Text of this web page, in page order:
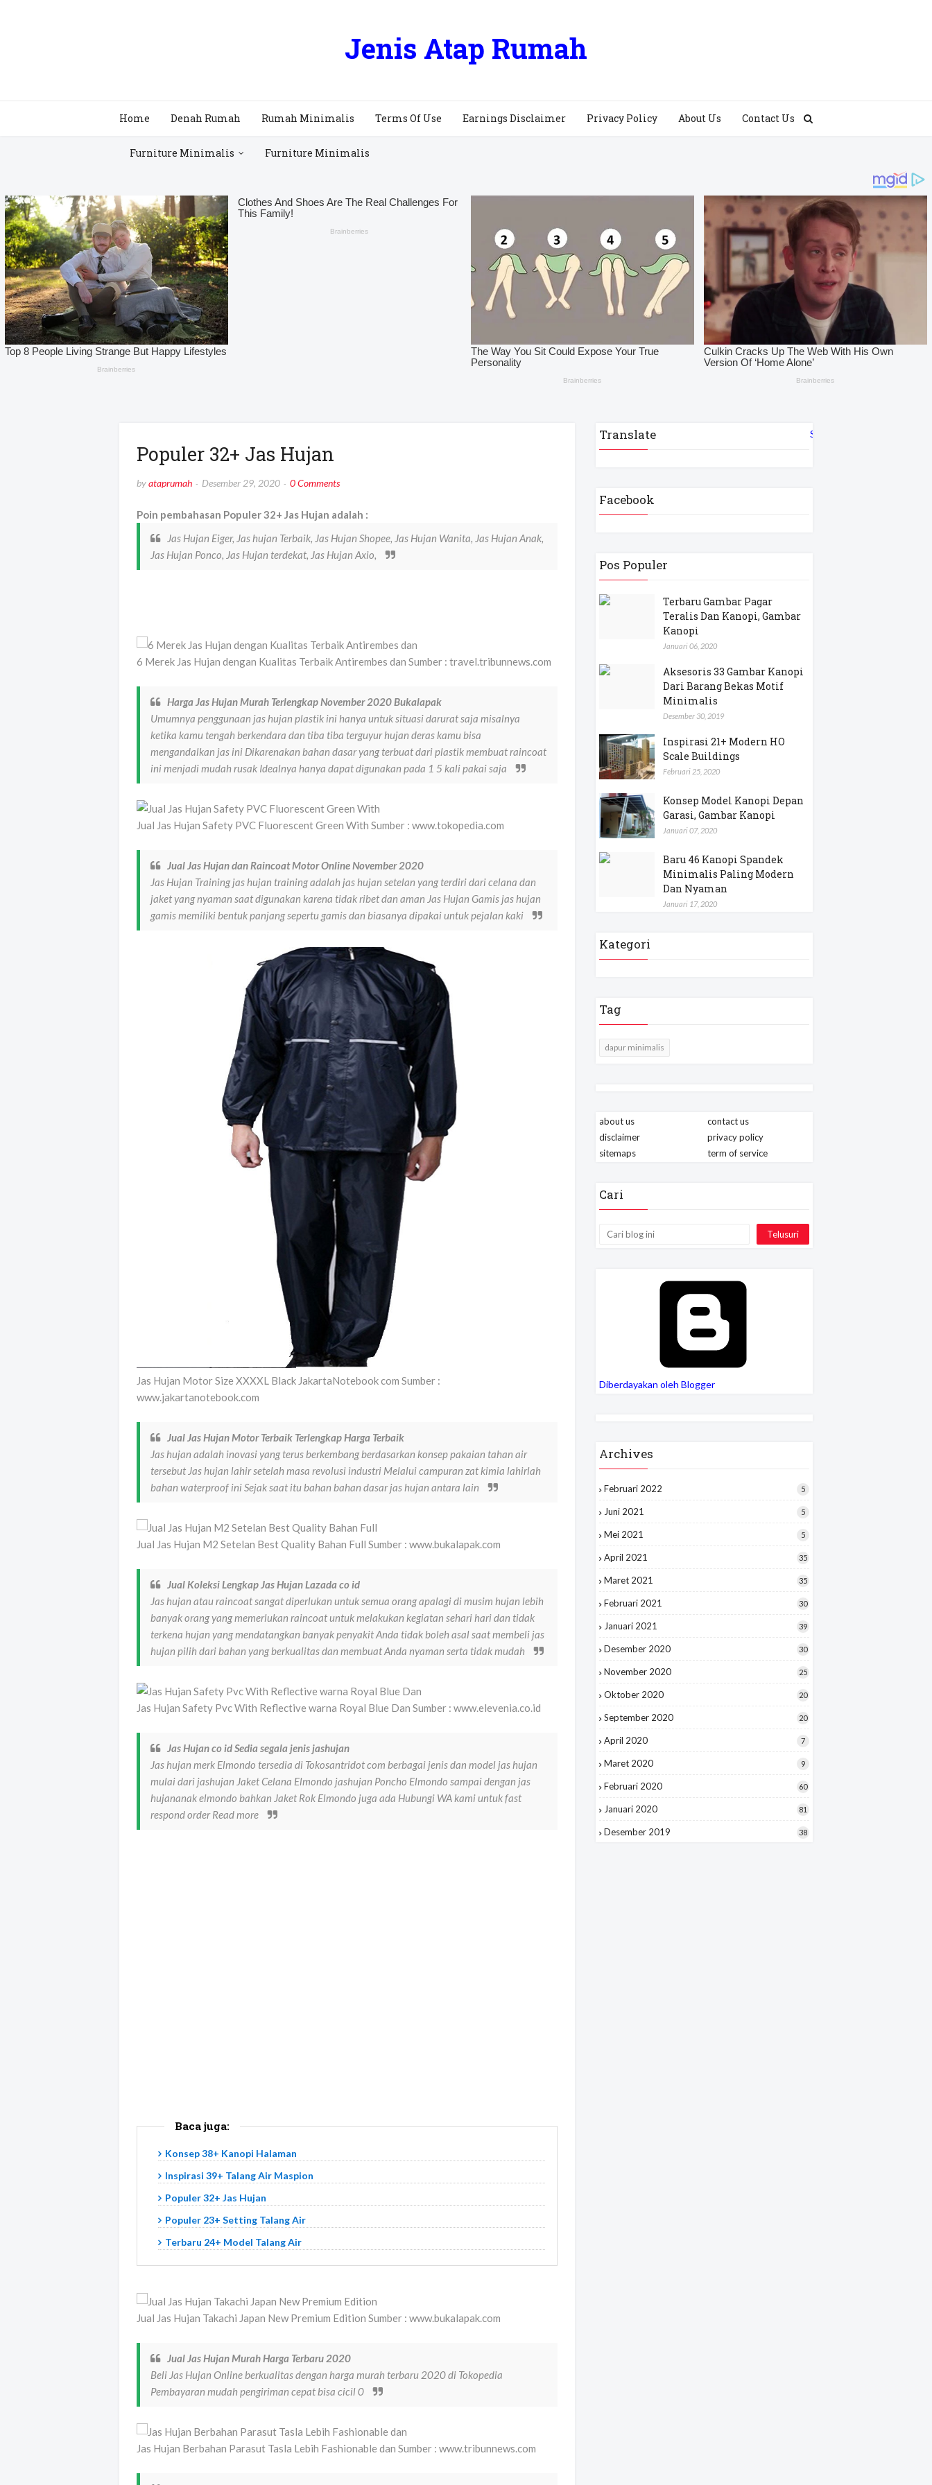
Jenis Atap Rumah
Home Denah Rumah Rumah Minimalis Terms Of Use Earnings Disclaimer Privacy Policy About Us Contact Us
Furniture Minimalis Furniture Minimalis
Populer 32+ Jas Hujan
byataprumah Desember 29, 2020 0 Comments
Poin pembahasan Populer 32+ Jas Hujan adalah :
Jas Hujan Eiger, Jas hujan Terbaik, Jas Hujan Shopee, Jas Hujan Wanita, Jas Hujan Anak,
Jas Hujan Ponco, Jas Hujan terdekat, Jas Hujan Axio,
6 Merek Jas Hujan dengan Kualitas Terbaik Antirembes dan Sumber : travel.tribunnews.com
Harga Jas Hujan Murah Terlengkap November 2020 Bukalapak
Umumnya penggunaan jas hujan plastik ini hanya untuk situasi darurat saja misalnya
ketika kamu tengah berkendara dan tiba tiba terguyur hujan deras kamu bisa
mengandalkan jas ini Dikarenakan bahan dasar yang terbuat dari plastik membuat raincoat
ini menjadi mudah rusak Idealnya hanya dapat digunakan pada 1 5 kali pakai saja
Jual Jas Hujan Safety PVC Fluorescent Green With Sumber : www.tokopedia.com
Jual Jas Hujan dan Raincoat Motor Online November 2020
Jas Hujan Training jas hujan training adalah jas hujan setelan yang terdiri dari celana dan
jaket yang nyaman saat digunakan karena tidak ribet dan aman Jas Hujan Gamis jas hujan
gamis memiliki bentuk panjang sepertu gamis dan biasanya dipakai untuk pejalan kaki
Jas Hujan Motor Size XXXXL Black JakartaNotebook com Sumber :
www.jakartanotebook.com
Jual Jas Hujan Motor Terbaik Terlengkap Harga Terbaik
Jas hujan adalah inovasi yang terus berkembang berdasarkan konsep pakaian tahan air
tersebut Jas hujan lahir setelah masa revolusi industri Melalui campuran zat kimia lahirlah
bahan waterproof ini Sejak saat itu bahan bahan dasar jas hujan antara lain
Jual Jas Hujan M2 Setelan Best Quality Bahan Full Sumber : www.bukalapak.com
Jual Koleksi Lengkap Jas Hujan Lazada co id
Jas hujan atau raincoat sangat diperlukan untuk semua orang apalagi di musim hujan lebih
banyak orang yang memerlukan raincoat untuk melakukan kegiatan sehari hari dan tidak
terkena hujan yang mendatangkan banyak penyakit Anda tidak boleh asal saat membeli jas
hujan pilih dari bahan yang berkualitas dan membuat Anda nyaman serta tidak mudah
Jas Hujan Safety Pvc With Reflective warna Royal Blue Dan Sumber : www.elevenia.co.id
Jas Hujan co id Sedia segala jenis jashujan
Jas hujan merk Elmondo tersedia di Tokosantridot com berbagai jenis dan model jas hujan
mulai dari jashujan Jaket Celana Elmondo jashujan Poncho Elmondo sampai dengan jas
hujananak elmondo bahkan Jaket Rok Elmondo juga ada Hubungi WA kami untuk fast
respond order Read more
Baca juga:
Konsep 38+ Kanopi Halaman
Inspirasi 39+ Talang Air Maspion
Populer 32+ Jas Hujan
Populer 23+ Setting Talang Air
Terbaru 24+ Model Talang Air
Jual Jas Hujan Takachi Japan New Premium Edition Sumber : www.bukalapak.com
Jual Jas Hujan Murah Harga Terbaru 2020
Beli Jas Hujan Online berkualitas dengan harga murah terbaru 2020 di Tokopedia
Pembayaran mudah pengiriman cepat bisa cicil 0
Jas Hujan Berbahan Parasut Tasla Lebih Fashionable dan Sumber : www.tribunnews.com
Translate Select Language
Facebook
Pos Populer
Terbaru Gambar Pagar
Teralis Dan Kanopi, Gambar
Kanopi
Januari 06, 2020
Aksesoris 33 Gambar Kanopi
Dari Barang Bekas Motif
Minimalis
Desember 30, 2019
Inspirasi 21+ Modern HO
Scale Buildings
Februari 25, 2020
Konsep Model Kanopi Depan
Garasi, Gambar Kanopi
Januari 07, 2020
Baru 46 Kanopi Spandek
Minimalis Paling Modern
Dan Nyaman
Januari 17, 2020
Kategori
Tag
dapur minimalis
about us
contact us
disclaimer
privacy policy
sitemaps
term of service
Cari
Diberdayakan oleh Blogger
Archives
Februari 2022 5
Juni 2021 5
Mei 2021 5
April 2021 35
Maret 2021 35
Februari 2021 30
Januari 2021 39
Desember 2020 30
November 2020 25
Oktober 2020 20
September 2020 20
April 2020 7
Maret 2020 9
Februari 2020 60
Januari 2020 81
Desember 2019 38